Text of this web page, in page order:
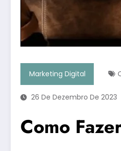
Marketing Digital
26 De Dezembro De 2023
Como